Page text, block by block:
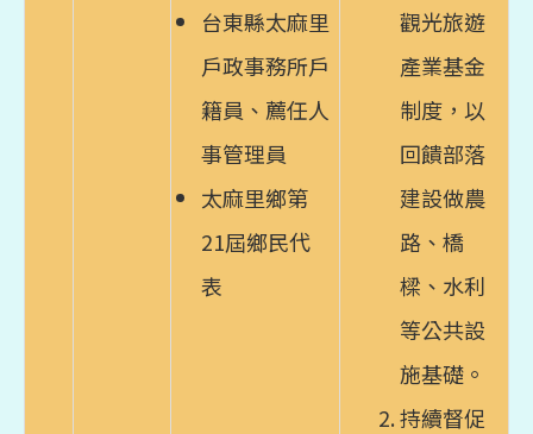
台東縣太麻里
戶政事務所戶
籍員、薦任人
事管理員
太麻里鄉第
21屆鄉民代
表
觀光旅遊
產業基金
制度，以
回饋部落
建設做農
路、橋
樑、水利
等公共設
施基礎。
持續督促